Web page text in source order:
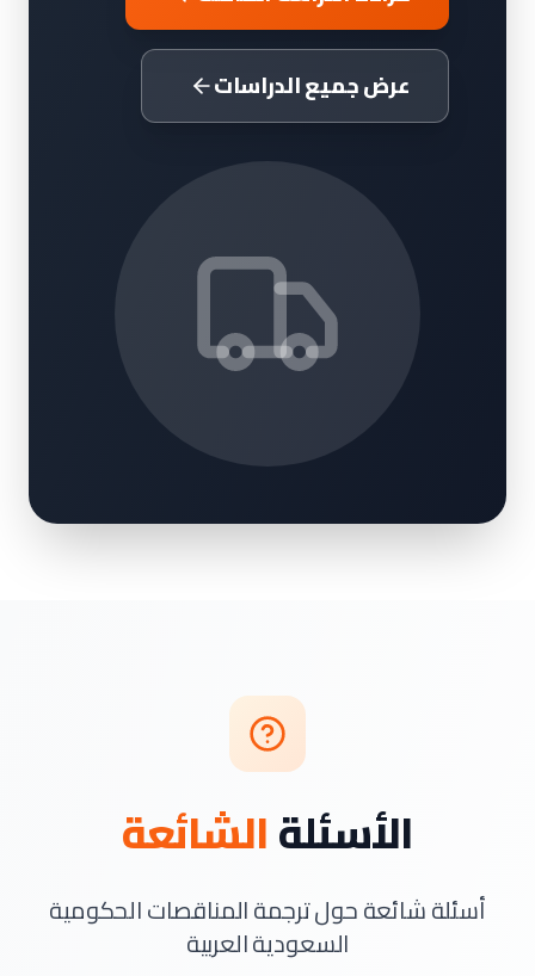
عرض جميع الدراسات
الأسئلةالشائعة
أسئلة شائعة حول ترجمة المناقصات الحكومية
السعودية العربية